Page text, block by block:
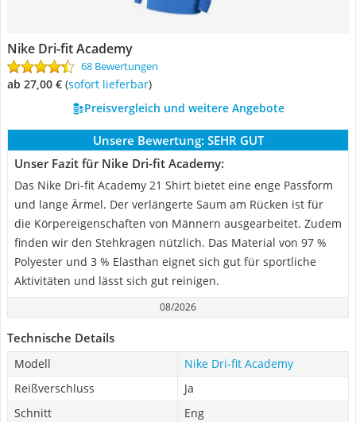
Nike Dri-fit Academy
68 Bewertungen
ab 27,00 € ( Sofort lieferbar)
Preisvergleich und weitere Angebote
Unsere Bewertung: SEHR GUT
Unser Fazit für Nike Dri-fit Academy:
Das Nike Dri-fit Academy 21 Shirt bietet eine enge Passform
und lange Ärmel. Der verlängerte Saum am Rücken ist für
die Körpereigenschaften von Männern ausgearbeitet. Zudem
finden wir den Stehkragen nützlich. Das Material von 97 %
Polyester und 3 % Elasthan eignet sich gut für sportliche
Aktivitäten und lässt sich gut reinigen.
08/2026
Technische Details
Modell
Nike Dri-fit Academy
Reißverschluss
Ja
Schnitt
Eng